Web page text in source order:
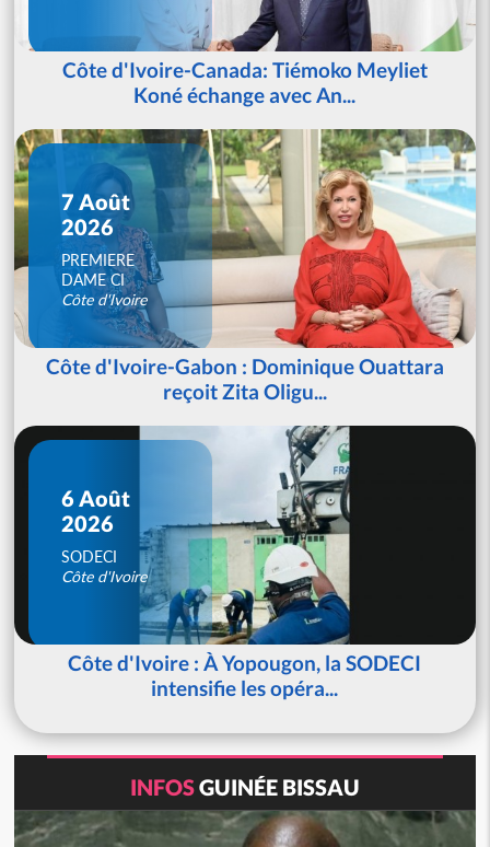
Côte d'Ivoire-Canada: Tiémoko Meyliet
Koné échange avec An...
7 Août
2026
PREMIERE
DAME CI
Côte d'Ivoire
Côte d'Ivoire-Gabon : Dominique Ouattara
reçoit Zita Oligu...
6 Août
2026
SODECI
Côte d'Ivoire
Côte d'Ivoire : À Yopougon, la SODECI
intensifie les opéra...
INFOSGUINÉE BISSAU